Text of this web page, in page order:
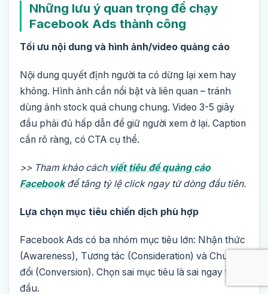
Những lưu ý quan trọng để chạy
Facebook Ads thành công
Tối ưu nội dung và hình ảnh/video quảng cáo
Nội dung quyết định người ta có dừng lại xem hay
không. Hình ảnh cần nổi bật và liên quan – tránh
dùng ảnh stock quá chung chung. Video 3-5 giây
đầu phải đủ hấp dẫn để giữ người xem ở lại. Caption
cần rõ ràng, có CTA cụ thể.
>> Tham khảo cách viết tiêu đề quảng cáo
Facebookđể tăng tỷ lệ click ngay từ dòng đầu tiên.
Lựa chọn mục tiêu chiến dịch phù hợp
Facebook Ads có ba nhóm mục tiêu lớn: Nhận thức
(Awareness), Tương tác (Consideration) và Chuyển
đổi (Conversion). Chọn sai mục tiêu là sai ngay từ
đầu.